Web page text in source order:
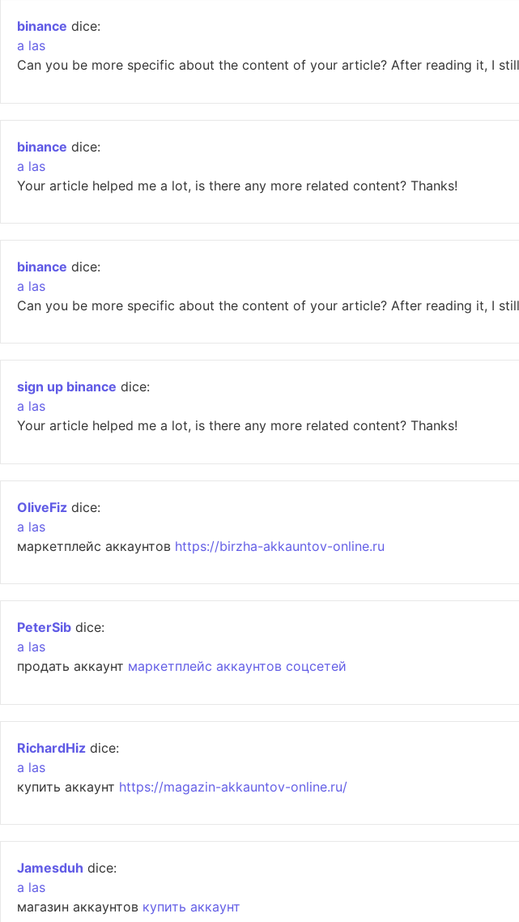
binance dice:
a las
Can you be more specific about the content of your article? After reading it, I
binance dice:
a las
Your article helped me a lot, is there any more related content? Thanks!
binance dice:
a las
Can you be more specific about the content of your article? After reading it, I
sign up binance dice:
a las
Your article helped me a lot, is there any more related content? Thanks!
OliveFiz dice:
a las
маркетплейс аккаунтов https://birzha-akkauntov-online.ru
PeterSib dice:
a las
продать аккаунт маркетплейс аккаунтов соцсетей
RichardHiz dice:
a las
купить аккаунт https://magazin-akkauntov-online.ru/
Jamesduh dice:
a las
магазин аккаунтов купить аккаунт